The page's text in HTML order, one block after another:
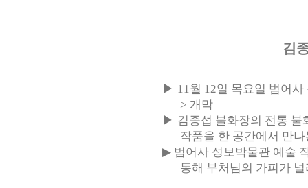
김
▶ 11월 12일 목요일 범어
> 개막
▶ 김종섭 불화장의 전통
작품을 한 공간에서 만
▶ 범어사 성보박물관 예술
통해 부처님의 가피가